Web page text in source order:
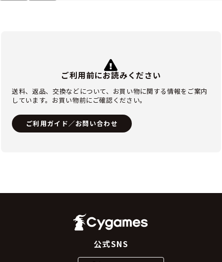
ご利用前にお読みください
送料、返品、交換などについて、お買い物に関する情報をご案内
しています。お買い物前にご確認ください。
ご利用ガイド／お問い合わせ
公式SNS